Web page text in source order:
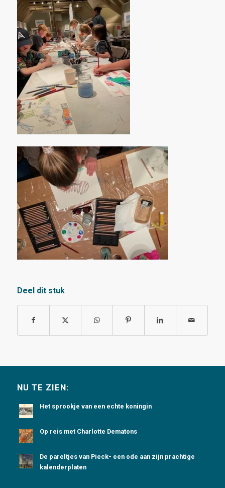
Deel dit stuk
NU TE ZIEN:
Het sprookje van een echte koningin
Op reis met Charlotte Dematons
De pareltjes van Pieck- een ode aan zijn prachtige
kalenderplaten